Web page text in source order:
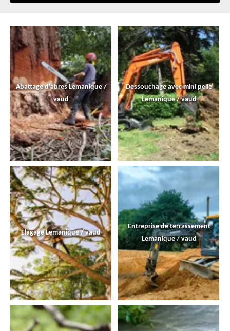
Abattage d'abres Lemanique /
vaud
Dessouchage avec mini pelle
Lemanique / vaud
Elagage Lemanique / vaud
Entreprise de terrassement
Lemanique / vaud